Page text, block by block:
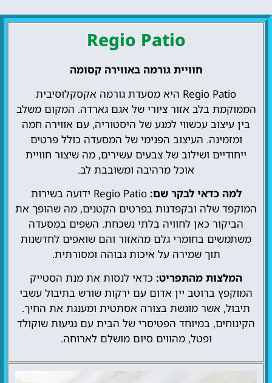
Regio Patio
חוויית גורמה באווירה קסומה
Regio Patio היא מסעדת גורמה אקסקלוסיבית
הממוקמת בלב אזור ציורי של אגם גארדה. המקום משלב
בין עיצוב עכשווי למגע של היסטוריה, עם אווירה חמה
ומזמינה. העיצוב הפנימי של המסעדה כולל פרטים
ייחודיים ושילוב של צבעים עשירים, מה שיצור חוויית
אוכל מרהיבה ומשובבת לב.
למה כדאי לבקר שם:
Regio Patio ידועה בשירות
המוקפד שלה ובקפדנות בפרטים הקטנים, מה שהופך את
הביקור כאן לחוויה בלתי נשכחת. השפים במסעדה
משתמשים בחומרי גלם מהאזור והם שואפים לחדשנות
תוך שמירה על איכות גבוהה ומסורתית.
המלצות מהתפריט: כדאי לנסות את מנת הסטייק
המוקפץ ברוטב יין אדום עם ירקות שורש בתיבול עשבי
תיבול, אשר מוגשת בצורה אסתטית ומענגת את החיך.
הקינוחים, במיוחד הפטיסרי של הבית עם נגיעות שוקולד
ופטל, מהווים סיום מושלם לארוחה.